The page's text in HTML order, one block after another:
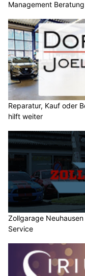
Management Beratung
Reparatur, Kauf oder
hilft weiter
Zollgarage
Service